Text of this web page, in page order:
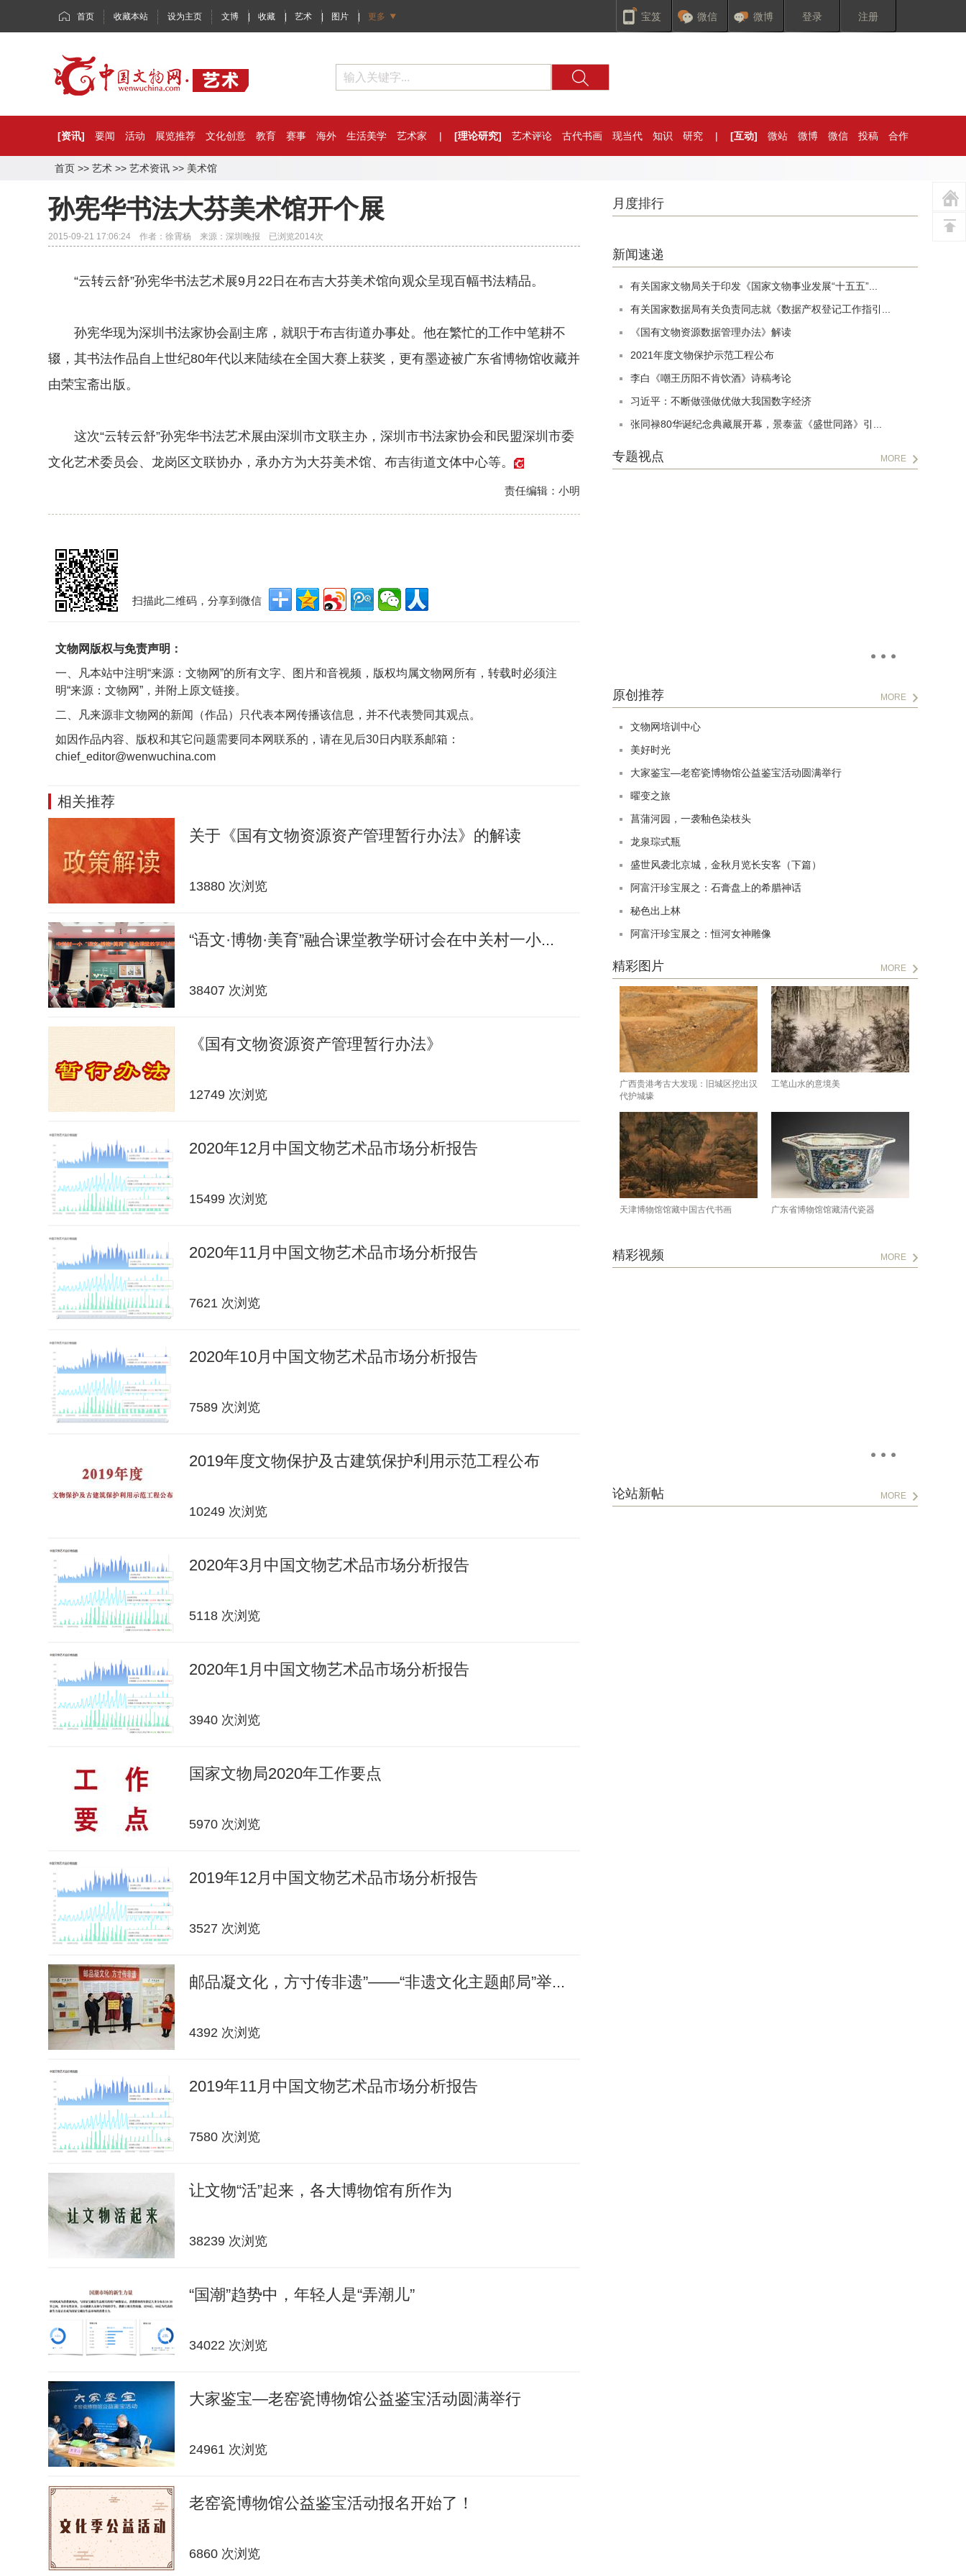
首页 收藏本站 设为主页 文博 | 收藏 | 艺术 | 图片 | 更多 宝笈 微信 微博 登录 注册
[资讯] 要闻 活动 展览推荐 文化创意 教育 赛事 海外 生活美学 艺术家 | [理论研究] 艺术评论 古代书画 现当代 知识 研究 | [互动] 微站 微博 微信 投稿 合作
首页 >> 艺术 >> 艺术资讯 >> 美术馆
孙宪华书法大芬美术馆开个展
2015-09-21 17:06:24 作者：徐霄杨 来源：深圳晚报 已浏览2014次
“云转云舒”孙宪华书法艺术展9月22日在布吉大芬美术馆向观众呈现百幅书法精品。
孙宪华现为深圳书法家协会副主席，就职于布吉街道办事处。他在繁忙的工作中笔耕不
辍，其书法作品自上世纪80年代以来陆续在全国大赛上获奖，更有墨迹被广东省博物馆收藏并
由荣宝斋出版。
这次“云转云舒”孙宪华书法艺术展由深圳市文联主办，深圳市书法家协会和民盟深圳市委
文化艺术委员会、龙岗区文联协办，承办方为大芬美术馆、布吉街道文体中心等。
责任编辑：小明
扫描此二维码，分享到微信
文物网版权与免责声明：
一、凡本站中注明“来源：文物网”的所有文字、图片和音视频，版权均属文物网所有，转载时必须注
明“来源：文物网”，并附上原文链接。
二、凡来源非文物网的新闻（作品）只代表本网传播该信息，并不代表赞同其观点。
如因作品内容、版权和其它问题需要同本网联系的，请在见后30日内联系邮箱：
chief_editor@wenwuchina.com
相关推荐
关于《国有文物资源资产管理暂行办法》的解读
13880 次浏览
“语文·博物·美育”融合课堂教学研讨会在中关村一小...
38407 次浏览
《国有文物资源资产管理暂行办法》
12749 次浏览
2020年12月中国文物艺术品市场分析报告
15499 次浏览
2020年11月中国文物艺术品市场分析报告
7621 次浏览
2020年10月中国文物艺术品市场分析报告
7589 次浏览
2019年度文物保护及古建筑保护利用示范工程公布
10249 次浏览
2020年3月中国文物艺术品市场分析报告
5118 次浏览
2020年1月中国文物艺术品市场分析报告
3940 次浏览
国家文物局2020年工作要点
5970 次浏览
2019年12月中国文物艺术品市场分析报告
3527 次浏览
邮品凝文化，方寸传非遗”——“非遗文化主题邮局”举...
4392 次浏览
2019年11月中国文物艺术品市场分析报告
7580 次浏览
让文物“活”起来，各大博物馆有所作为
38239 次浏览
“国潮”趋势中，年轻人是“弄潮儿”
34022 次浏览
大家鉴宝—老窑瓷博物馆公益鉴宝活动圆满举行
24961 次浏览
老窑瓷博物馆公益鉴宝活动报名开始了！
6860 次浏览
月度排行
新闻速递
有关国家文物局关于印发《国家文物事业发展“十五五”...
有关国家数据局有关负责同志就《数据产权登记工作指引...
《国有文物资源数据管理办法》解读
2021年度文物保护示范工程公布
李白《嘲王历阳不肯饮酒》诗稿考论
习近平：不断做强做优做大我国数字经济
张同禄80华诞纪念典藏展开幕，景泰蓝《盛世同路》引...
专题视点 MORE
原创推荐 MORE
文物网培训中心
美好时光
大家鉴宝—老窑瓷博物馆公益鉴宝活动圆满举行
曜变之旅
菖蒲河园，一袭釉色染枝头
龙泉琮式瓶
盛世风袭北京城，金秋月览长安客（下篇）
阿富汗珍宝展之：石膏盘上的希腊神话
秘色出上林
阿富汗珍宝展之：恒河女神雕像
精彩图片 MORE
广西贵港考古大发现：旧城区挖出汉
代护城壕
工笔山水的意境美
天津博物馆馆藏中国古代书画 广东省博物馆馆藏清代瓷器
精彩视频 MORE
论站新帖 MORE